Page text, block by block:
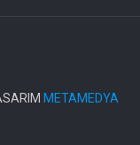
METAMEDYA